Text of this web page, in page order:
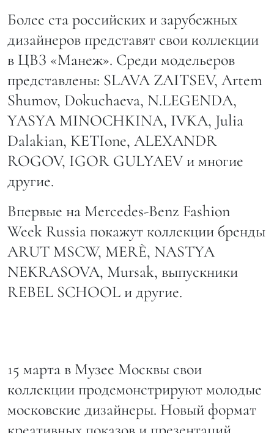
Более ста российских и зарубежных
дизайнеров представят свои коллекции
в ЦВЗ «Манеж». Среди модельеров
представлены: SLAVA ZAITSEV, Artem
Shumov, Dokuchaeva, N.LEGENDA,
YASYA MINOCHKINA, IVKA, Julia
Dalakian, KETIone, ALEXANDR
ROGOV, IGOR GULYAEV и многие
другие.
Впервые на Mercedes-Benz Fashion
Week Russia покажут коллекции бренды
ARUT MSCW, MERÈ, NASTYA
NEKRASOVA, Mursak, выпускники
REBEL SCHOOL и другие.
15 марта в Музее Москвы свои
коллекции продемонстрируют молодые
московские дизайнеры. Новый формат